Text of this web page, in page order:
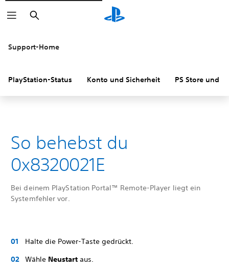
Suchen
Support-Home
PlayStation-Status Konto und Sicherheit PS Store und
So behebst du
0x8320021E
Bei deinem PlayStation Portal™ Remote-Player liegt ein
Systemfehler vor.
Halte die Power-Taste gedrückt.
Wähle Neustart aus.